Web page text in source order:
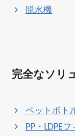
脱水機
完全なソリ
ペットボト
PP・LDPE